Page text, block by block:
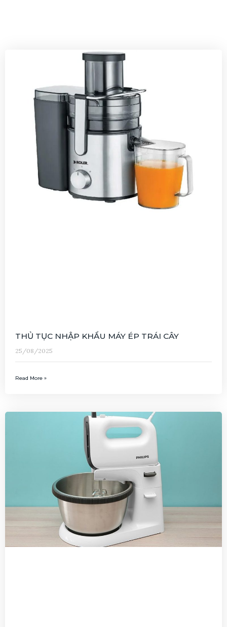
THỦ TỤC NHẬP KHẨU MÁY ÉP TRÁI CÂY
25/08/2025
Read More »